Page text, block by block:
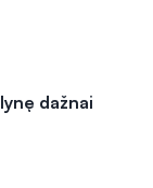
dažnai